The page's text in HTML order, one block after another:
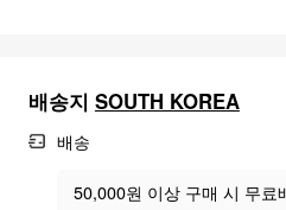
배송지 SOUTH KOREA
배송
50,000원 이상 구매 시 무료